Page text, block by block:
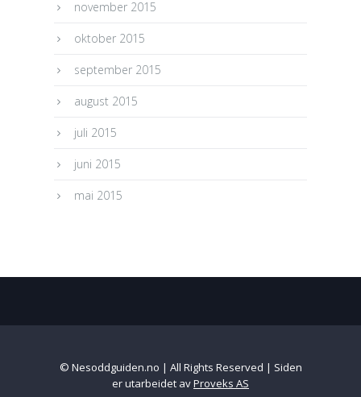
november 2015
oktober 2015
september 2015
august 2015
juli 2015
juni 2015
mai 2015
© Nesoddguiden.no | All Rights Reserved | Siden
er utarbeidet avProveks AS